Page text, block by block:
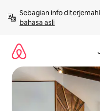
langsung
lihat
Sebagian info
bahasa asli